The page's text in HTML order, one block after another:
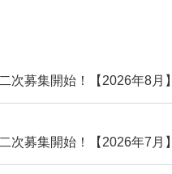
次募集開始！【2026年8月】
次募集開始！【2026年7月】